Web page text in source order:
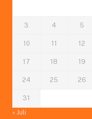
3 4 5
10 11 12
17 18 19
24 25 26
31
« Juli